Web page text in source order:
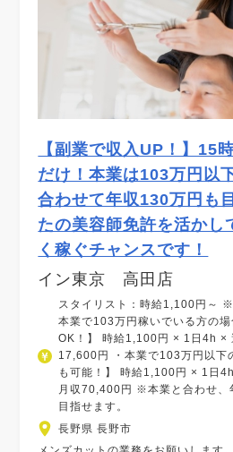
【副業で収入UP！】15
だけ！本業は103万円以
合わせて年収130万円も
たの美容師免許を活かし
く稼ぐチャンスです！
イン東京 高田店
スタイリスト：時給1,100円～ ※
本業で103万円稼いでいる方の
OK！】 時給1,100円 × 1日4h ×
17,600円 ・本業で103万円以下
も可能！】 時給1,100円 × 1日
月収70,400円 ※本業と合わせ、
目指せます。
長野県 長野市